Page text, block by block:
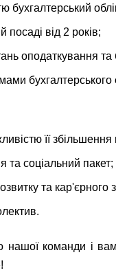
бухгалтерський
посаді від 2 років;
оподаткування та
бухгалтерського
її збільшення
та соціальний пакет;
та кар'єрного
нашої команди і